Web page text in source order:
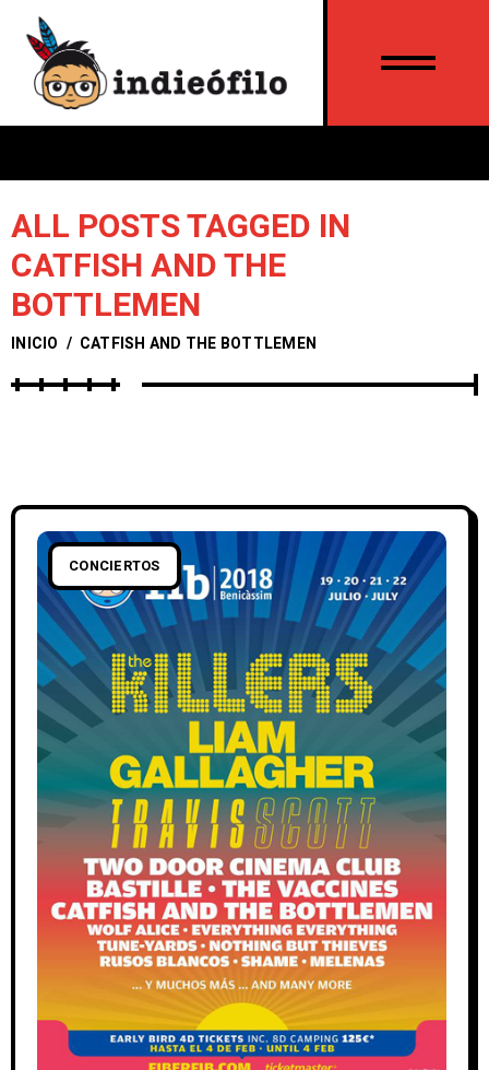
ALL POSTS TAGGED IN
CATFISH AND THE
BOTTLEMEN
INICIO / CATFISH AND THE BOTTLEMEN
CONCIERTOS